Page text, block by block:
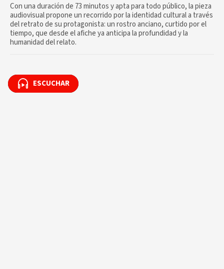
Con una duración de 73 minutos y apta para todo público, la pieza
audiovisual propone un recorrido por la identidad cultural a través
del retrato de su protagonista: un rostro anciano, curtido por el
tiempo, que desde el afiche ya anticipa la profundidad y la
humanidad del relato.
ESCUCHAR
ESCUCHAR